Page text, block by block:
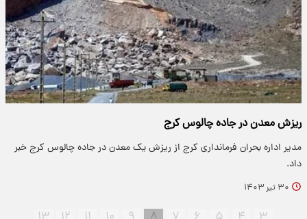
ریزش معدن در جاده چالوس کرج
مدیر اداره بحران فرمانداری کرج از ریزش یک معدن در جاده چالوس کرج خبر
داد.
۳۰ تیر ۱۴۰۳